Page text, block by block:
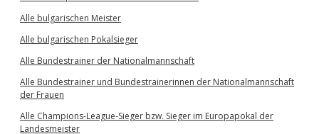
Alle bulgarischen Meister
Alle bulgarischen Pokalsieger
Alle Bundestrainer der Nationalmannschaft
Alle Bundestrainer und Bundestrainerinnen der Nationalmannschaft
der Frauen
Alle Champions-League-Sieger bzw. Sieger im Europapokal der
Landesmeister